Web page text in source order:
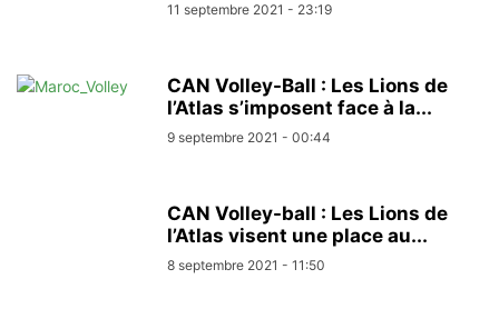
11 septembre 2021 - 23:19
CAN Volley-Ball : Les Lions de
l’Atlas s’imposent face à la...
9 septembre 2021 - 00:44
CAN Volley-ball : Les Lions de
l’Atlas visent une place au...
8 septembre 2021 - 11:50